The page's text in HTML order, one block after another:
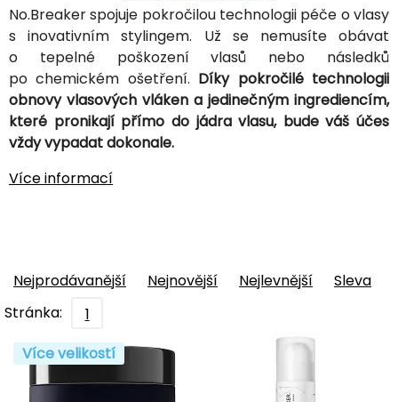
No.Breaker spojuje pokročilou technologii péče o vlasy
s inovativním stylingem. Už se nemusíte obávat
o tepelné poškození vlasů nebo následků
po chemickém ošetření. Díky pokročilé technologii
obnovy vlasových vláken a jedinečným ingrediencím,
které pronikají přímo do jádra vlasu, bude váš účes
vždy vypadat dokonale.
Více informací
Nejprodávanější Nejnovější Nejlevnější
Sleva
Stránka:
1
Více velikostí